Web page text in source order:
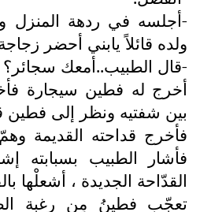
-أجلسه في ردهة المنزل
ولده قائلاً يابني أحضر
-قال الطبيب..أمعك سجائر؟
أخرج له فطين سيجارة
بين شفتيه ونظر إلى فطين
فأخرج قداحته القديمة
فأشار الطبيب بسبابته
القدّاحة الجديدة ، أشعلْها
تعجّب فطينُ مِن رغبة